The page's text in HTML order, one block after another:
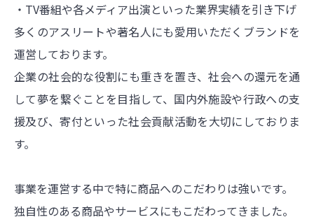
・TV番組や各メディア出演といった業界実績を引き下げ
多くのアスリートや著名人にも愛用いただくブランドを
運営しております。
企業の社会的な役割にも重きを置き、社会への還元を通
して夢を繋ぐことを目指して、 国内外施設や行政への支
援及び、寄付といった社会貢献活動を大切にしておりま
す。
事業を運営する中で特に商品へのこだわりは強いです。
独自性のある商品やサービスにもこだわってきました。